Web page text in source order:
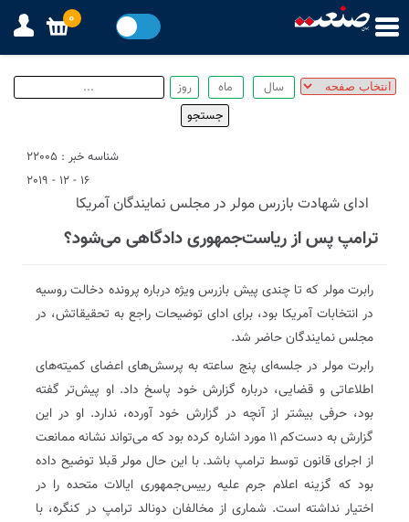
شناسه خبر : 22005
16 - 12 - 2019
ادای شهادت بازرس مولر در مجلس نمایندگان آمریکا
ترامپ پس از ریاست‌جمهوری دادگاهی می‌شود؟
رابرت مولر که تا چندی پیش بازرس ویژه درباره پرونده دخالت روسیه
در انتخابات آمریکا بود، برای ادای توضیحات راجع به تحقیقاتش، در
مجلس نمایندگان حاضر شد.
رابرت مولر در جلسه‌ای پنج ساعته به پرسش‌های اعضای کمیته‌های
اطلاعاتی و قضایی، درباره گزارش خود پاسخ داد. او پیش‌تر گفته
بود، حرفی بیشتر از آنچه در گزارش خود آورده، ندارد. او در این
گزارش به دست‌کم ۱۱ مورد اشاره کرده بود که می‌تواند نشانه ممانعت
از اجرای قانون توسط ترامپ باشد. با این حال مولر قبلا توضیح داده
بود که گزینه اعلام جرم علیه رییس‌جمهوری ایالات متحده را در
اختیار نداشته است. شماری از مخالفان دونالد ترامپ در کنگره، با
0